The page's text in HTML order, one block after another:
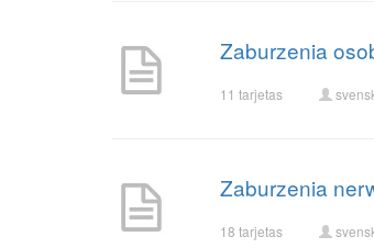
Zaburzenia
11 tarjetas
Zaburzenia
18 tarjetas